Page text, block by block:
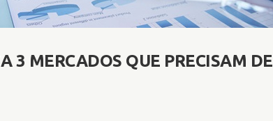
3 MERCADOS QUE PRECISAM DE